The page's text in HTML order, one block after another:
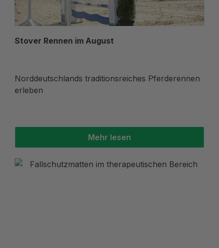
Stover Rennen im August
Norddeutschlands traditionsreiches Pferderennen
erleben
Mehr lesen